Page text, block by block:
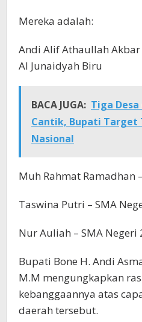
Mereka adalah:
Andi Alif Athaullah Akbar
Al Junaidyah Biru
BACA JUGA: Tiga
Cantik, Bupati Target
Nasional
Muh Rahmat Ramadhan
Taswina Putri – SMA
Nur Auliah – SMA Negeri
Bupati Bone H. Andi
M.M mengungkapkan
kebanggaannya atas
daerah tersebut.